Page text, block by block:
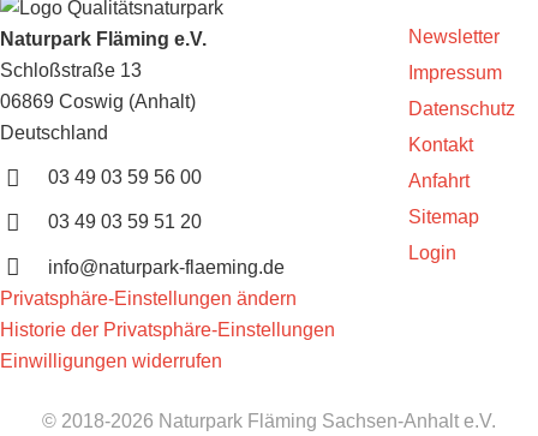
Naturpark Fläming e.V.
Schloßstraße 13
06869 Coswig (Anhalt)
Deutschland
03 49 03 59 56 00
03 49 03 59 51 20
info@naturpark-flaeming.de
Newsletter
Impressum
Datenschutz
Kontakt
Anfahrt
Sitemap
Login
Privatsphäre-Einstellungen ändern
Historie der Privatsphäre-Einstellungen
Einwilligungen widerrufen
© 2018-2026 Naturpark Fläming Sachsen-Anhalt e.V.